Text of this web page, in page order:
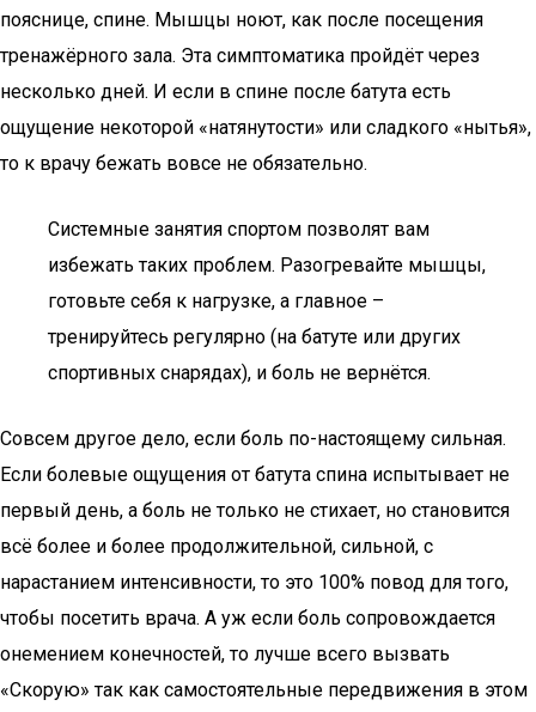
пояснице, спине. Мышцы ноют, как после посещения
тренажёрного зала. Эта симптоматика пройдёт через
несколько дней. И если в спине после батута есть
ощущение некоторой «натянутости» или сладкого «нытья»,
то к врачу бежать вовсе не обязательно.
Системные занятия спортом позволят вам
избежать таких проблем. Разогревайте мышцы,
готовьте себя к нагрузке, а главное –
тренируйтесь регулярно (на батуте или других
спортивных снарядах), и боль не вернётся.
Совсем другое дело, если боль по-настоящему сильная.
Если болевые ощущения от батута спина испытывает не
первый день, а боль не только не стихает, но становится
всё более и более продолжительной, сильной, с
нарастанием интенсивности, то это 100% повод для того,
чтобы посетить врача. А уж если боль сопровождается
онемением конечностей, то лучше всего вызвать
«Скорую» так как самостоятельные передвижения в этом